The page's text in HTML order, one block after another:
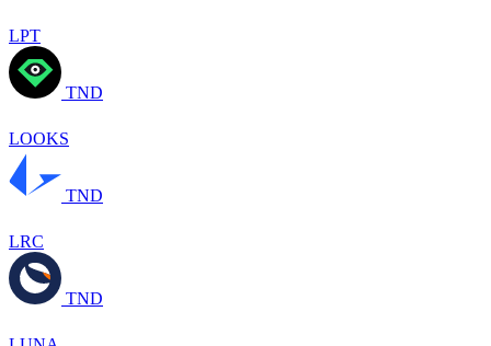
LPT
TND
LOOKS
TND
LRC
TND